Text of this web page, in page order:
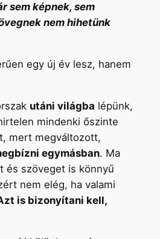
sem képnek, sem
nem hihetünk
egy új év lesz, hanem
utáni világba lépünk,
mindenki őszinte
mert megváltozott,
egymásban. Ma
és szöveget is könnyű
nem elég, ha valami
is bizonyítani kell,